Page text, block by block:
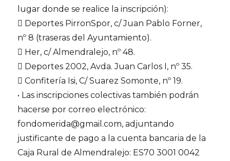
lugar donde se realice la inscripción):
 Deportes PirronSpor, c/ Juan Pablo Forner,
nº 8 (traseras del Ayuntamiento).
 Her, c/ Almendralejo, nº 48.
 Deportes 2002, Avda. Juan Carlos I, nº 35.
 Confitería Isi, C/ Suarez Somonte, nº 19.
• Las inscripciones colectivas también podrán
hacerse por correo electrónico:
fondomerida@gmail.com, adjuntando
justificante de pago a la cuenta bancaria de la
Caja Rural de Almendralejo: ES70 3001 0042